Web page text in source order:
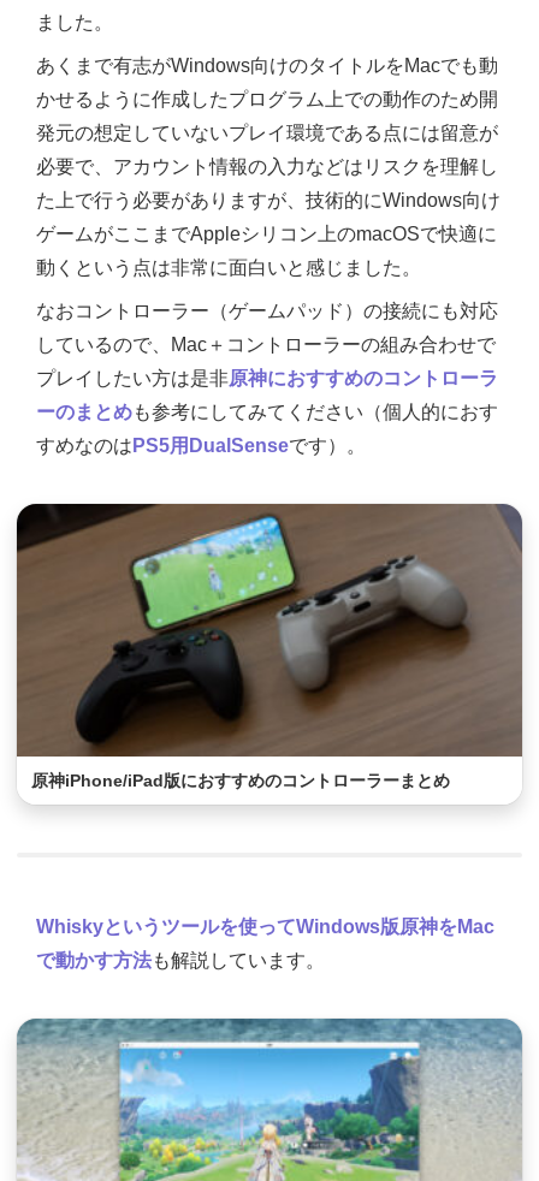
ました。
あくまで有志がWindows向けのタイトルをMacでも動
かせるように作成したプログラム上での動作のため開
発元の想定していないプレイ環境である点には留意が
必要で、アカウント情報の入力などはリスクを理解し
た上で行う必要がありますが、技術的にWindows向け
ゲームがここまでAppleシリコン上のmacOSで快適に
動くという点は非常に面白いと感じました。
なおコントローラー（ゲームパッド）の接続にも対応
しているので、Mac＋コントローラーの組み合わせで
プレイしたい方は是非原神におすすめのコントローラ
ーのまとめも参考にしてみてください（個人的におす
すめなのは PS5用DualSenseです）。
原神iPhone/iPad版におすすめのコントローラーまとめ
Whiskyというツールを使ってWindows版原神をMac
で動かす方法も解説しています。